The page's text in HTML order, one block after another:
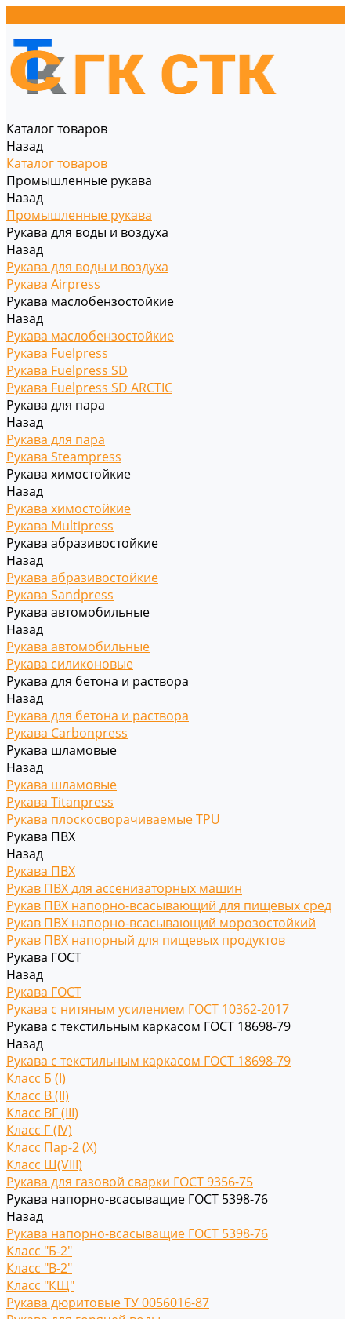
Каталог товаров
Назад
Каталог товаров
Промышленные рукава
Назад
Промышленные рукава
Рукава для воды и воздуха
Назад
Рукава для воды и воздуха
Рукава Airpress
Рукава маслобензостойкие
Назад
Рукава маслобензостойкие
Рукава Fuelpress
Рукава Fuelpress SD
Рукава Fuelpress SD ARCTIC
Рукава для пара
Назад
Рукава для пара
Рукава Steampress
Рукава химостойкие
Назад
Рукава химостойкие
Рукава Multipress
Рукава абразивостойкие
Назад
Рукава абразивостойкие
Рукава Sandpress
Рукава автомобильные
Назад
Рукава автомобильные
Рукава силиконовые
Рукава для бетона и раствора
Назад
Рукава для бетона и раствора
Рукава Carbonpress
Рукава шламовые
Назад
Рукава шламовые
Рукава Titanpress
Рукава плоскосворачиваемые TPU
Рукава ПВХ
Назад
Рукава ПВХ
Рукав ПВХ для ассенизаторных машин
Рукав ПВХ напорно-всасывающий для пищевых сред
Рукав ПВХ напорно-всасывающий морозостойкий
Рукав ПВХ напорный для пищевых продуктов
Рукава ГОСТ
Назад
Рукава ГОСТ
Рукава с нитяным усилением ГОСТ 10362-2017
Рукава с текстильным каркасом ГОСТ 18698-79
Назад
Рукава с текстильным каркасом ГОСТ 18698-79
Класс Б (I)
Класс В (II)
Класс ВГ (III)
Класс Г (IV)
Класс Пар-2 (X)
Класс Ш(VIII)
Рукава для газовой сварки ГОСТ 9356-75
Рукава напорно-всасыващие ГОСТ 5398-76
Назад
Рукава напорно-всасыващие ГОСТ 5398-76
Класс "Б-2"
Класс "В-2"
Класс "КЩ"
Рукава дюритовые ТУ 0056016-87